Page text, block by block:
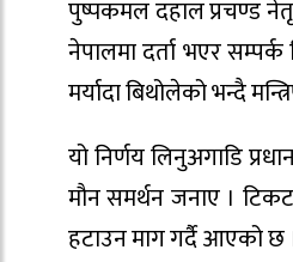
पुष्पकमल दहाल प्रचण्ड
नेपालमा दर्ता भएर
मर्यादा बिथोलेको भन्दै
यो निर्णय लिनुअगाडि
मौन समर्थन जनाए ।
हटाउन माग गर्दै आएको छ